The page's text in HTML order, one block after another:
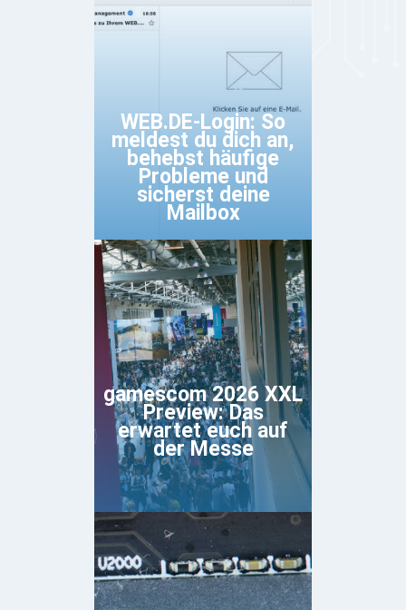
WEB.DE-Login: So
meldest du dich an,
behebst häufige
Probleme und
sicherst deine
Mailbox
gamescom 2026 XXL
Preview: Das
erwartet euch auf
der Messe